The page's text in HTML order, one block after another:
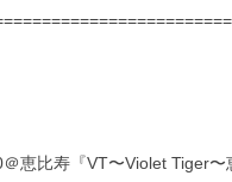
恵比寿『VT〜Violet Tiger〜